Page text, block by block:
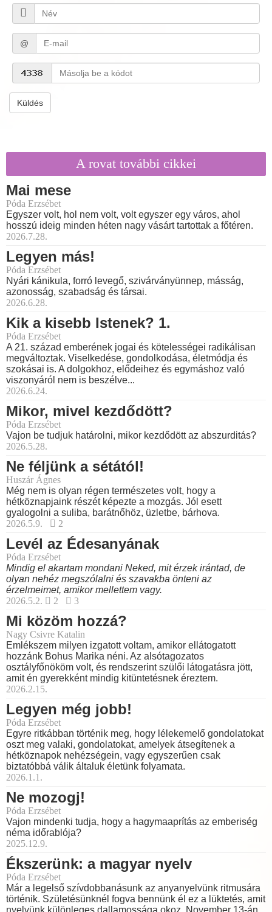
@
Küldés
A rovat további cikkei
Mai mese
Póda Erzsébet
Egyszer volt, hol nem volt, volt egyszer egy város, ahol
hosszú ideig minden héten nagy vásárt tartottak a főtéren.
2026.7.28.
Legyen más!
Póda Erzsébet
Nyári kánikula, forró levegő, szivárványünnep, másság,
azonosság, szabadság és társai.
2026.6.28.
Kik a kisebb Istenek? 1.
Póda Erzsébet
A 21. század emberének jogai és kötelességei radikálisan
megváltoztak. Viselkedése, gondolkodása, életmódja és
szokásai is. A dolgokhoz, elődeihez és egymáshoz való
viszonyáról nem is beszélve...
2026.6.24.
Mikor, mivel kezdődött?
Póda Erzsébet
Vajon be tudjuk határolni, mikor kezdődött az abszurditás?
2026.5.28.
Ne féljünk a sétától!
Huszár Ágnes
Még nem is olyan régen természetes volt, hogy a
hétköznapjaink részét képezte a mozgás. Jól esett
gyalogolni a suliba, barátnőhöz, üzletbe, bárhova.
2026.5.9.
2
Levél az Édesanyának
Póda Erzsébet
Mindig el akartam mondani Neked, mit érzek irántad, de
olyan nehéz megszólalni és szavakba önteni az
érzelmeimet, amikor mellettem vagy.
2026.5.2.
2 3
Mi közöm hozzá?
Nagy Csivre Katalin
Emlékszem milyen izgatott voltam, amikor ellátogatott
hozzánk Bohus Marika néni. Az alsótagozatos
osztályfőnököm volt, és rendszerint szülői látogatásra jött,
amit én gyerekként mindig kitüntetésnek éreztem.
2026.2.15.
Legyen még jobb!
Póda Erzsébet
Egyre ritkábban történik meg, hogy lélekemelő gondolatokat
oszt meg valaki, gondolatokat, amelyek átsegítenek a
hétköznapok nehézségein, vagy egyszerűen csak
biztatóbbá válik általuk életünk folyamata.
2026.1.1.
Ne mozogj!
Póda Erzsébet
Vajon mindenki tudja, hogy a hagymaaprítás az emberiség
néma időrablója?
2025.12.9.
Ékszerünk: a magyar nyelv
Póda Erzsébet
Már a legelső szívdobbanásunk az anyanyelvünk ritmusára
történik. Születésünknél fogva bennünk él ez a lüktetés, amit